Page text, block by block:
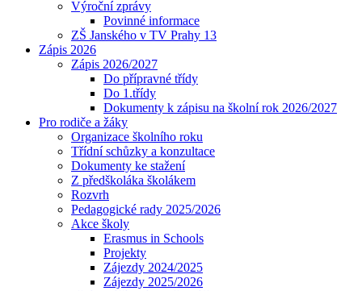
Výroční zprávy
Povinné informace
ZŠ Janského v TV Prahy 13
Zápis 2026
Zápis 2026/2027
Do přípravné třídy
Do 1.třídy
Dokumenty k zápisu na školní rok 2026/2027
Pro rodiče a žáky
Organizace školního roku
Třídní schůzky a konzultace
Dokumenty ke stažení
Z předškoláka školákem
Rozvrh
Pedagogické rady 2025/2026
Akce školy
Erasmus in Schools
Projekty
Zájezdy 2024/2025
Zájezdy 2025/2026